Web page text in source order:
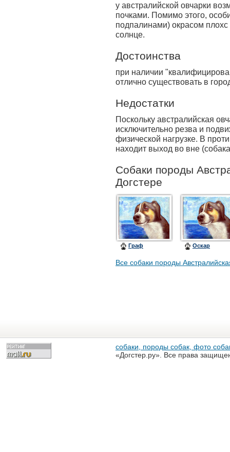
у австралий­ской овчарки
почками. Помимо этого,
подпалинами) окрасом
солнце.
Достоинства
при наличии
отлично существовать в
Недостатки
Поскольку австралийская
исключительно резва и
физической нагрузке. В
находит выход во вне
Собаки породы
Догстере
Граф Оскар
Все собаки породы
собаки, породы собак, фото
«Догстер.ру». Все права